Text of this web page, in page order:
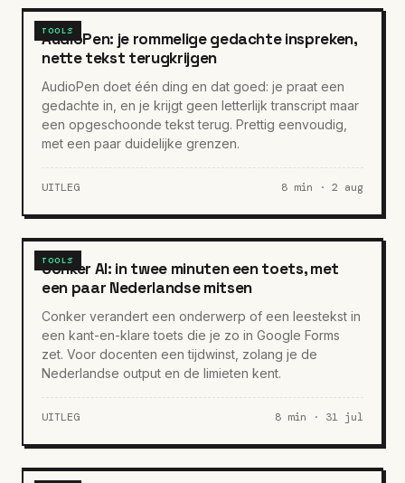
TOOLS
AudioPen: je rommelige gedachte inspreken,
nette tekst terugkrijgen
AudioPen doet één ding en dat goed: je praat een
gedachte in, en je krijgt geen letterlijk transcript maar
een opgeschoonde tekst terug. Prettig eenvoudig,
met een paar duidelijke grenzen.
UITLEG 8 min · 2 aug
TOOLS
Conker AI: in twee minuten een toets, met
een paar Nederlandse mitsen
Conker verandert een onderwerp of een leestekst in
een kant-en-klare toets die je zo in Google Forms
zet. Voor docenten een tijdwinst, zolang je de
Nederlandse output en de limieten kent.
UITLEG 8 min · 31 jul